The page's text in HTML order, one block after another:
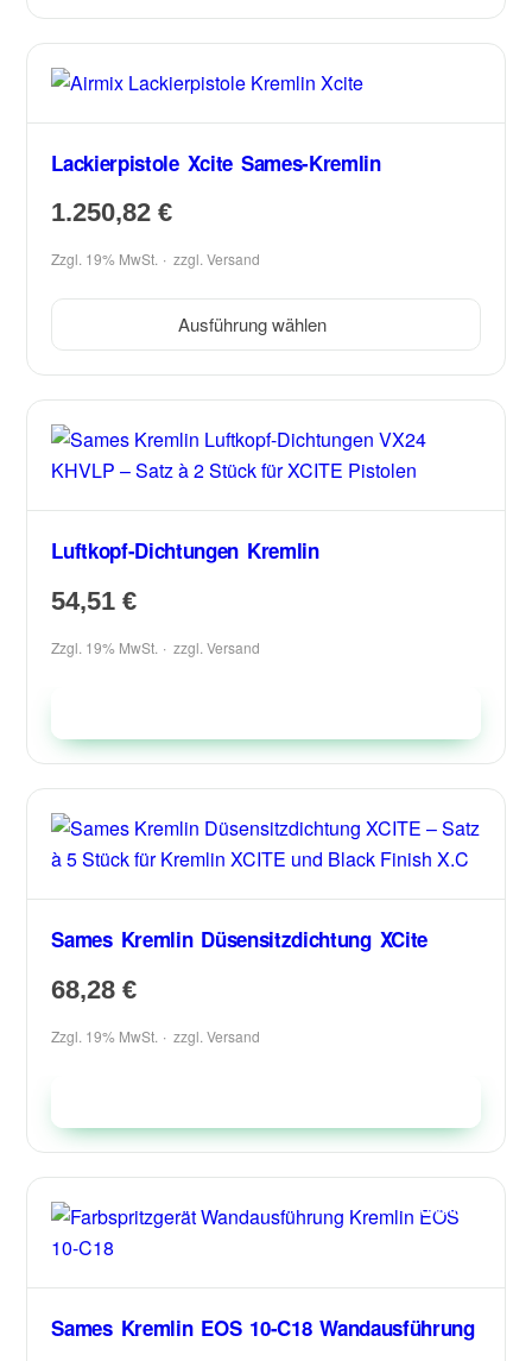
Lackierpistole Xcite Sames-Kremlin
1.250,82€
Zzgl. 19% MwSt. zzgl.Versand
Ausführung wählen
Luftkopf-Dichtungen Kremlin
54,51€
Zzgl. 19% MwSt. zzgl.Versand
Sames Kremlin Düsensitzdichtung XCite
68,28€
Zzgl. 19% MwSt. zzgl.Versand
Sames Kremlin EOS 10-C18 Wandausführung